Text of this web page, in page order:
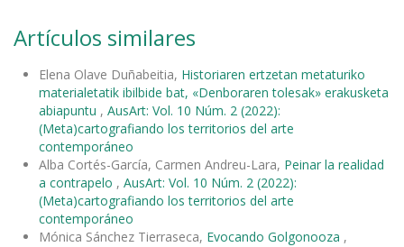
Artículos similares
Elena Olave Duñabeitia, Historiaren ertzetan metaturiko
materialetatik ibilbide bat, «Denboraren tolesak» erakusketa
abiapuntu , AusArt: Vol. 10 Núm. 2 (2022):
(Meta)cartografiando los territorios del arte
contemporáneo
Alba Cortés-García, Carmen Andreu-Lara, Peinar la realidad
a contrapelo , AusArt: Vol. 10 Núm. 2 (2022):
(Meta)cartografiando los territorios del arte
contemporáneo
Mónica Sánchez Tierraseca, Evocando Golgonooza ,